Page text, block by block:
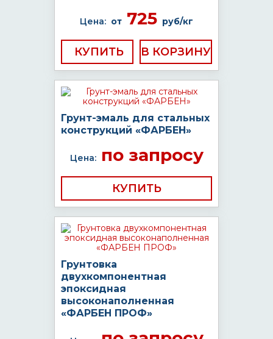
Цена: от 725 руб/кг
КУПИТЬ
Грунт-эмаль для стальных
конструкций «ФАРБЕН»
Цена:по запросу
КУПИТЬ
Грунтовка
двухкомпонентная
эпоксидная
высоконаполненная
«ФАРБЕН ПРОФ»